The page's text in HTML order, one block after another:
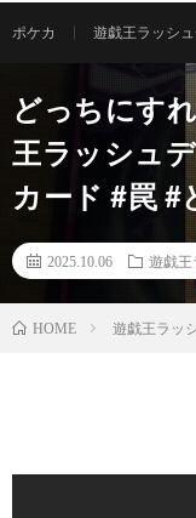
ポケカ 遊戯王ラッシ
どっちにす
王ラッシュ
カード #罠 #
2025.10.06 遊戯王
HOME 遊戯王ラッ